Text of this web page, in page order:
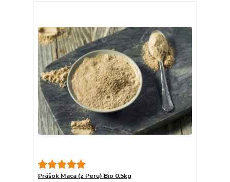
Prášok Maca (z Peru) Bio 0.5kg